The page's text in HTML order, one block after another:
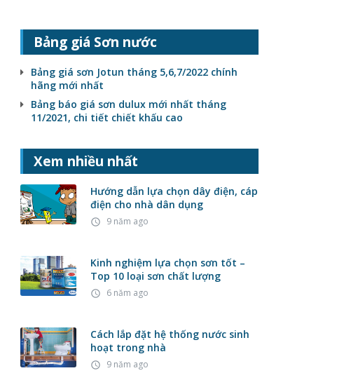
Bảng giá Sơn nước
Bảng giá sơn Jotun tháng 5,6,7/2022 chính
hãng mới nhất
Bảng báo giá sơn dulux mới nhất tháng
11/2021, chi tiết chiết khấu cao
Xem nhiều nhất
Hướng dẫn lựa chọn dây điện, cáp
điện cho nhà dân dụng
access_time 9 năm ago
Kinh nghiệm lựa chọn sơn tốt –
Top 10 loại sơn chất lượng
access_time 6 năm ago
Cách lắp đặt hệ thống nước sinh
hoạt trong nhà
access_time 9 năm ago